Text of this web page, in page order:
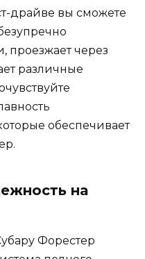
драйве вы сможете
проезжает через
различные
обеспечивает
на
Форестер